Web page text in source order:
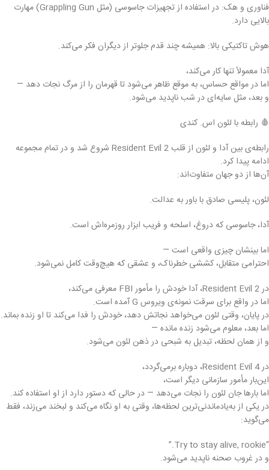
فناوری و هک: در استفاده از تجهیزات جاسوسی (مثل Grappling Gun) مهارت
بالایی دارد.
هوش تاکتیکی بالا: همیشه چند قدم جلوتر از دیگران فکر می‌کند.
آدا معمولاً تنها کار می‌کند،
اما در مواقع حساس، به موقع ظاهر می‌شود تا قهرمان را از مرگ نجات دهد —
و بعد، مثل سایه‌ای در شب ناپدید می‌شود.
🩸 رابطه با لئون اس. کندی
رابطه‌ی بین آدا و لئون از قلب Resident Evil 2 شروع شد و در تمام مجموعه
ادامه پیدا کرد.
آن‌ها از دو جهان متفاوت‌اند:
لئون، پلیسی صادق با باور به عدالت.
آدا، جاسوسی که دروغ، اسلحه و فریب ابزار روزمره‌اش است.
اما بینشان چیزی واقعی است —
احترامی متقابل، کششی خطرناک، و عشقی که هیچ‌وقت کامل نمی‌شود.
در Resident Evil 2، آدا خودش را مأمور FBI معرفی می‌کند،
اما در واقع برای سرقت نمونه‌ی ویروس G آمده است.
در پایان، وقتی لئون می‌خواهد نجاتش دهد، خودش را فدا می‌کند تا او زنده بماند.
اما بعد، معلوم می‌شود زنده مانده —
و از همان لحظه، تبدیل به شبحی در ذهن لئون می‌شود.
در Resident Evil 4، دوباره برمی‌گردد،
این‌بار مأمور سازمانی دیگر است،
اما بارها جان لئون را نجات می‌دهد — در حالی که دستور دارد از او استفاده کند.
در یکی از به‌یادماندنی‌ترین لحظه‌ها، وقتی به او نگاه می‌کند و لبخند می‌زند، فقط
می‌گوید:
“Try to stay alive, rookie.”
و در غروب صحنه ناپدید می‌شود.